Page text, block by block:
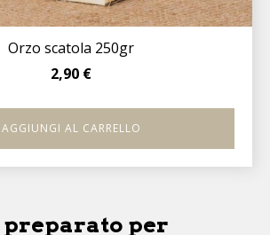
Orzo scatola 250gr
2,90 €
AGGIUNGI AL CARRELLO
per